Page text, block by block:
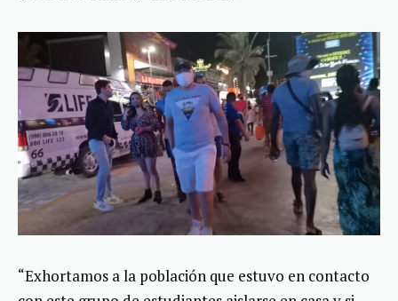
“Exhortamos a la población que estuvo en contacto